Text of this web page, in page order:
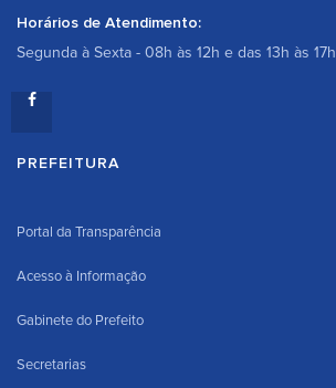
Horários de Atendimento:
Segunda à Sexta - 08h às 12h e das 13h às 17h
PREFEITURA
Portal da Transparência
Acesso à Informação
Gabinete do Prefeito
Secretarias